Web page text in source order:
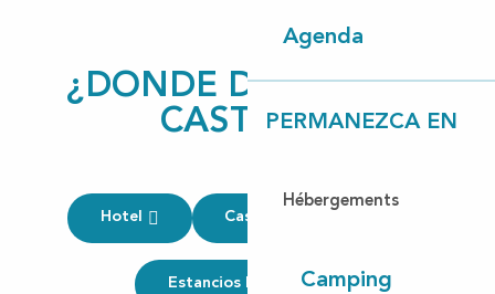
Agenda
PERMANEZCA EN
Hébergements
Camping
deporte y cultura
¿DONDE DORMIR EN
CASTETS?
Hotel Casas de huespedes
Estancios Insolitos